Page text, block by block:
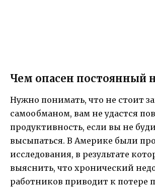
Чем опасен постоянный
Нужно понимать, что не стоит
самообманом, вам не удастся
продуктивность, если вы не
высыпаться. В Америке были
исследования, в результате
выяснить, что хронический
работников приводит к потере